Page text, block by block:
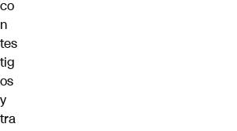
co
n
tes
tig
os
y
tra